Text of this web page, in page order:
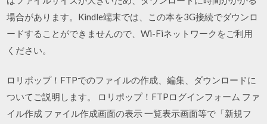
場合があります。Kindle端末では、この本を3G接続でダウンロ
ードすることができませんので、Wi-Fiネットワークをご利用
ください。
ロリポップ！FTPでのファイルの作成、編集、ダウンロードに
ついてご説明します。 ロリポップ！FTPログインフォーム ファ
イル作成 ファイル作成画面の表示 一覧表示画面等で「新規フ